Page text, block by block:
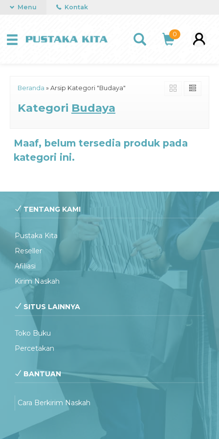
Menu Kontak
0
Beranda » Arsip Kategori "Budaya"
Kategori Budaya
Maaf, belum tersedia produk pada
kategori ini.
TENTANG KAMI
Pustaka Kita
Reseller
Afiliasi
Kirim Naskah
SITUS LAINNYA
Toko Buku
Percetakan
BANTUAN
Cara Berkirim Naskah